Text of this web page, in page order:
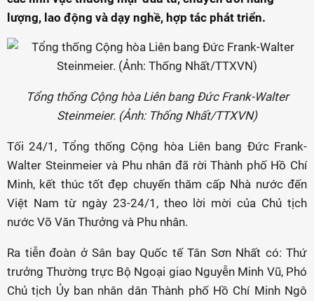
lượng, lao động và dạy nghề, hợp tác phát triển.
Tổng thống Cộng hòa Liên bang Đức Frank-Walter
Steinmeier. (Ảnh: Thống Nhất/TTXVN)
Tối 24/1, Tổng thống Cộng hòa Liên bang Đức Frank-
Walter Steinmeier và Phu nhân đã rời Thành phố Hồ Chí
Minh, kết thúc tốt đẹp chuyến thăm cấp Nhà nước đến
Việt Nam từ ngày 23-24/1, theo lời mời của Chủ tịch
nước Võ Văn Thưởng và Phu nhân.
Ra tiễn đoàn ở Sân bay Quốc tế Tân Sơn Nhất có: Thứ
trưởng Thường trực Bộ Ngoại giao Nguyễn Minh Vũ, Phó
Chủ tịch Ủy ban nhân dân Thành phố Hồ Chí Minh Ngô